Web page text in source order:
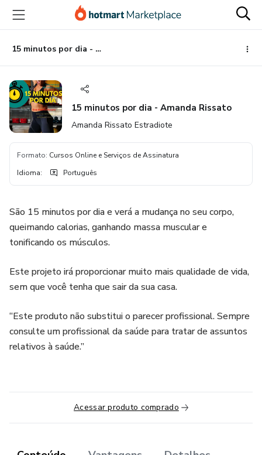
para
conteúdo
principal
para
pagamento
para
rodapé
15 minutos por dia - Amanda Rissato
15 minutos por dia - Amanda Rissato
Amanda Rissato Estradiote
Formato: Cursos Online e Serviços de Assinatura
Idioma: Português
São 15 minutos por dia e verá a mudança no seu corpo,
queimando calorias, ganhando massa muscular e
tonificando os músculos.
Este projeto irá proporcionar muito mais qualidade de vida,
sem que você tenha que sair da sua casa.
“Este produto não substitui o parecer profissional. Sempre
consulte um profissional da saúde para tratar de assuntos
relativos à saúde.”
Acessar produto comprado